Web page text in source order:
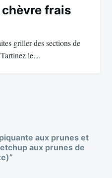
frais
griller des sections de
Tartinez le…
aux prunes et
aux prunes de
”